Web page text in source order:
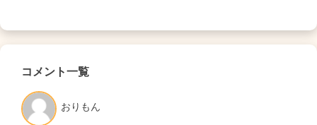
コメント一覧
おりもん